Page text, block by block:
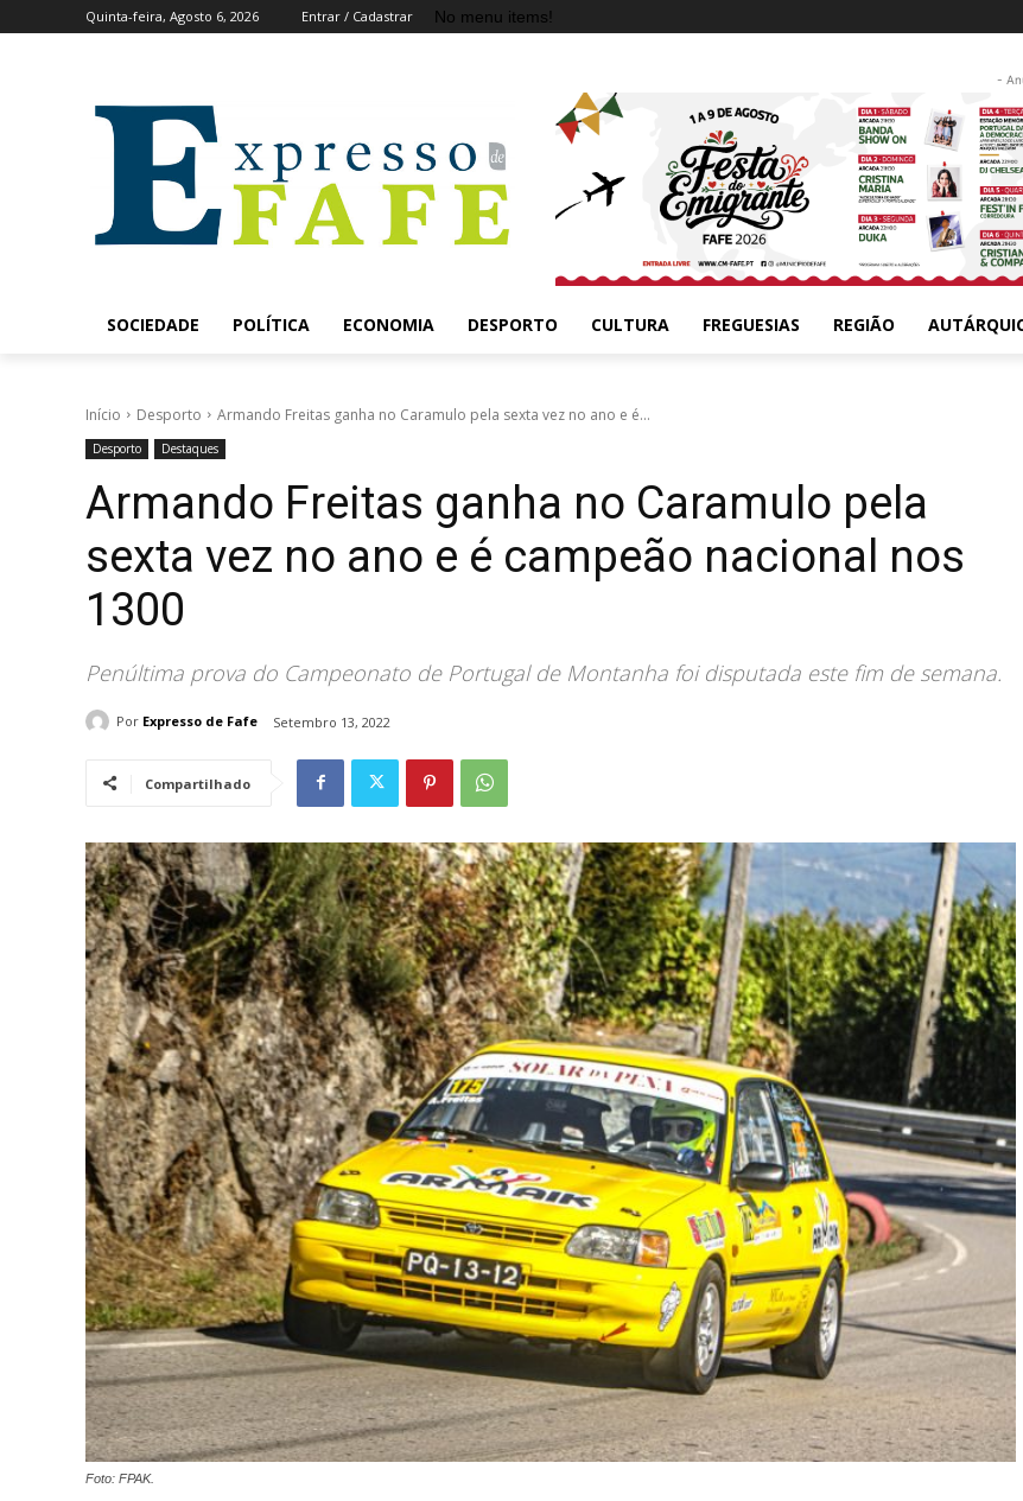
Quinta-feira, Agosto 6, 2026 Entrar / Cadastrar No menu items!
-
SOCIEDADE POLÍTICA ECONOMIA DESPORTO CULTURA FREGUESIAS REGIÃO
Início Desporto Armando Freitas ganha no Caramulo pela sexta vez no ano e é...
Desporto Destaques
Armando Freitas ganha no Caramulo pela
sexta vez no ano e é campeão nacional nos
1300
Penúltima prova do Campeonato de Portugal de Montanha foi disputada este fim de semana.
Por Expresso de Fafe Setembro 13, 2022
Compartilhado
Foto: FPAK.